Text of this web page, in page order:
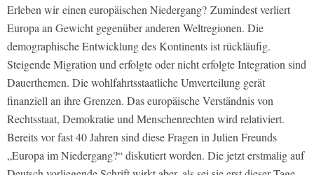
Erleben wir einen europäischen Niedergang? Zumindest verliert
Europa an Gewicht gegenüber anderen Weltregionen. Die
demographische Entwicklung des Kontinents ist rückläufig.
Steigende Migration und erfolgte oder nicht erfolgte Integration sind
Dauerthemen. Die wohlfahrtsstaatliche Umverteilung gerät
finanziell an ihre Grenzen. Das europäische Verständnis von
Rechtsstaat, Demokratie und Menschenrechten wird relativiert.
Bereits vor fast 40 Jahren sind diese Fragen in Julien Freunds
„Europa im Niedergang?“ diskutiert worden. Die jetzt erstmalig auf